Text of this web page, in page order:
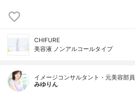
CHIFURE
美容液 ノンアルコールタイプ
イメージコンサルタント・元美容部員
みゆりん